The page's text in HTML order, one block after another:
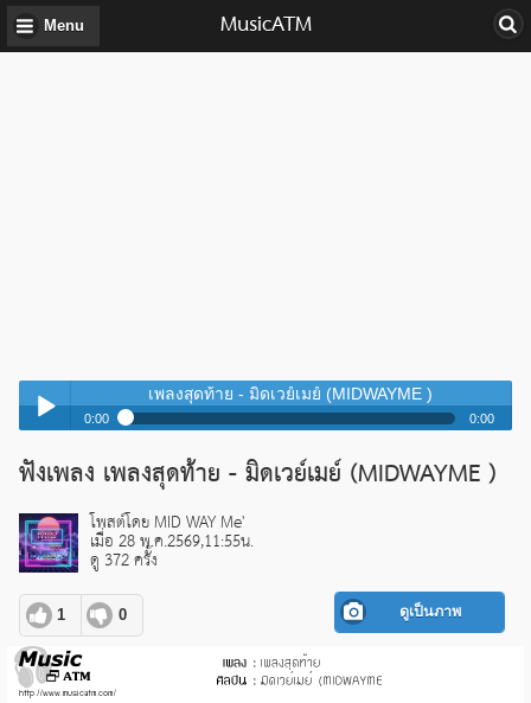
Menu MusicATM
Play /
pause
เพลงสุดท้าย - มิดเวย์เมย์ (MIDWAYME )
0:00 0:00
เพลงสุดท้าย - มิดเวย์เมย์ (MIDWAYME )
เพลงสุดท้าย - มิดเวย์เมย์ (MIDWAYME )
ฟังเพลง เพลงสุดท้าย - มิดเวย์เมย์ (MIDWAYME )
โพสต์โดย MID WAY Me'
เมื่อ 28 พ.ค.2569,11:55น.
ดู 372 ครั้ง
1 0 ดูเป็นภาพ